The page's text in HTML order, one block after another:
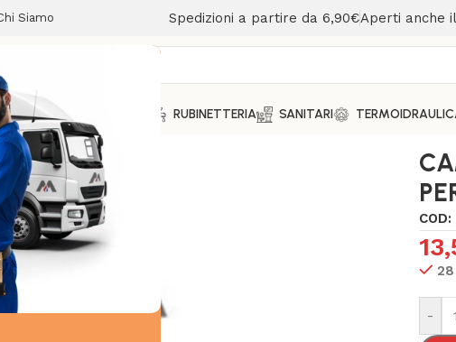
Siamo Spedizioni a partire da 6,90€Aperti anche
RISCALDAMENTO RUBINETTERIA SANITARI
DETERGENTE PER SALDATURE ML 500
COD:
-